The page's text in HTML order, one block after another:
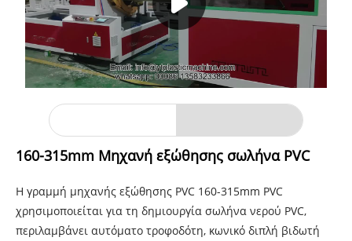
160-315mm Μηχανή εξώθησης σωλήνα PVC
Η γραμμή μηχανής εξώθησης PVC 160-315mm PVC
χρησιμοποιείται για τη δημιουργία σωλήνα νερού PVC,
περιλαμβάνει αυτόματο τροφοδότη, κωνικό διπλή βιδωτή